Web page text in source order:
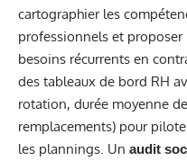
cartographier les
professionnels et proposer
besoins récurrents en
des tableaux de bord RH
rotation, durée moyenne
remplacements) pour
les plannings. Un audit